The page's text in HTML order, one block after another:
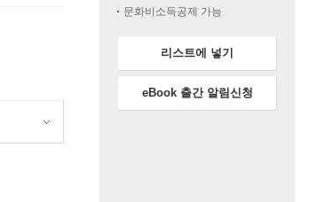
문화비소득공제 가능
리스트에 넣기
eBook 출간 알림신청